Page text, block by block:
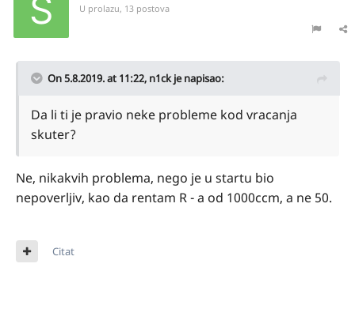
U prolazu, 13 postova
On 5.8.2019. at 11:22, n1ckje napisao:
Da li ti je pravio neke probleme kod vracanja
skuter?
Ne, nikakvih problema, nego je u startu bio
nepoverljiv, kao da rentam R - a od 1000ccm, a ne 50.
Citat